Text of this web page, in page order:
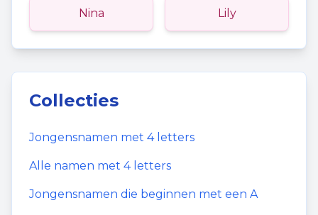
Nina Lily
Collecties
Jongensnamen met 4letters
Alle namen met 4letters
Jongensnamen die beginnen met een A